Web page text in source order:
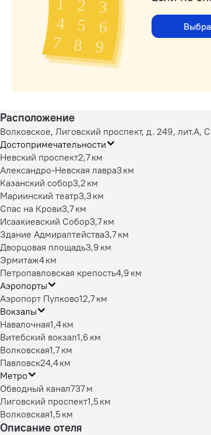
Расположение
Волковское, Лиговский проспект, д. 249, лит.А,
Достопримечательности
Невский проспект2,7 км
Александро-Невская лавра3 км
Казанский собор3,2 км
Мариинский театр3,3 км
Спас на Крови3,7 км
Исаакиевский Собор3,7 км
Здание Адмиралтейства3,7 км
Дворцовая площадь3,9 км
Эрмитаж4 км
Петропавловская крепость4,9 км
Аэропорты
Аэропорт Пулково12,7 км
Вокзалы
Навалочная1,4 км
Витебский вокзал1,6 км
Волковская1,7 км
Павловск24,4 км
Метро
Обводный канал737 м
Лиговский проспект1,5 км
Волковская1,5 км
Описание отеля